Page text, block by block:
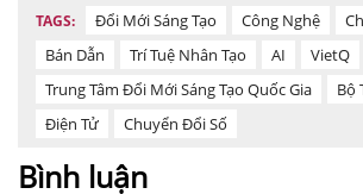
TAGS: Đổi Mới Sáng Tạo Công Nghệ
Bán Dẫn
Trí Tuệ Nhân Tạo AI
VietQ
Trung Tâm Đổi Mới Sáng Tạo Quốc Gia
Bộ
Điện Tử
Chuyển Đổi Số
Bình luận